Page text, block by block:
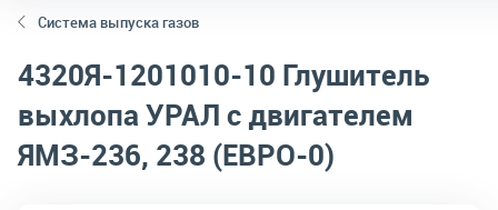
Система выпуска газов
4320Я-1201010-10 Глушитель
выхлопа УРАЛ с двигателем
ЯМЗ-236, 238 (ЕВРО-0)